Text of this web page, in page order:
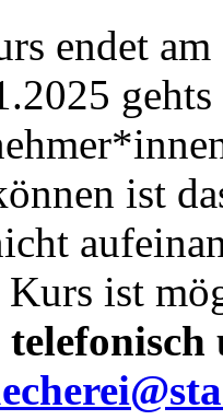
endet
ist
Kurs ist